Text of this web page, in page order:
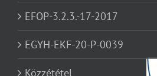
EFOP-3.2.3.-17-2017
EGYH-EKF-20-P-0039
Közzététel